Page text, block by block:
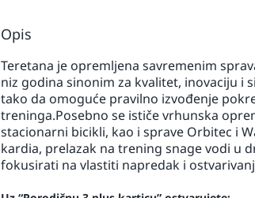
Opis
Teretana je opremljena savremenim
niz godina sinonim za kvalitet, inovaciju i
tako da omoguće pravilno izvođenje
treninga.Posebno se ističe vrhunska
stacionarni bicikli, kao i sprave Orbitec i
kardia, prelazak na trening snage vodi u
fokusirati na vlastiti napredak i